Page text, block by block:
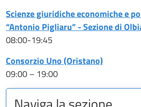
Scienze giuridiche economiche e
“Antonio Pigliaru” - Sezione di
08:00-19:45
Consorzio Uno (Oristano)
09:00 – 19:00